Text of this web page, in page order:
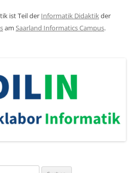
ist Teil der Informatik Didaktikder
am Saarland Informatics Campus.